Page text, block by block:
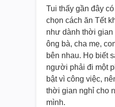
Tui thấy gần đây
chọn cách ăn Tết
như dành thời gian
ông bà, cha mẹ,
bên nhau. Họ biết
người phải đi một
bật vì công việc,
thời gian nghỉ cho
mình.